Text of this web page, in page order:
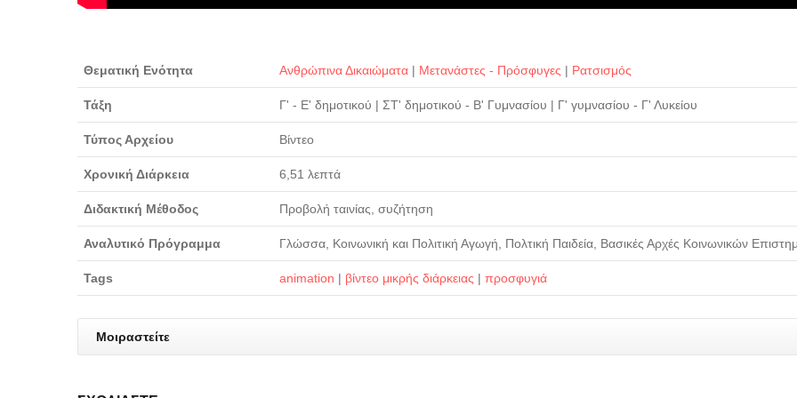
Θεματική Ενότητα Ανθρώπινα Δικαιώματα | Μετανάστες - Πρόσφυγες | Ρατσισμός
Τάξη Γ' - Ε' δημοτικού | ΣΤ' δημοτικού - Β' Γυμνασίου | Γ' γυμνασίου - Γ' Λυκείου
Τύπος Αρχείου Βίντεο
Χρονική Διάρκεια 6,51 λεπτά
Διδακτική Μέθοδος Προβολή ταινίας, συζήτηση
Αναλυτικό Πρόγραμμα Γλώσσα, Κοινωνική και Πολιτική Αγωγή, Πολτική Παιδεία, Βασικές Αρχές Κοινωνικών
Tags animation | βίντεο μικρής διάρκειας | προσφυγιά
Μοιραστείτε